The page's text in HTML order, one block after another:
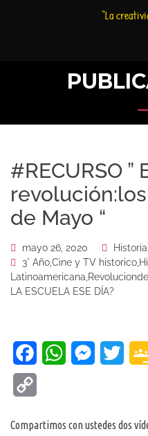
“La
#RECURSO
de Mayo “
mayo 26, 2020
3° AñoCine y TV historico
Latinoamericana
LA ESCUELA ESE DÍA?
FacebookWhatsAppMessenger
Compartimos con ustedes dos